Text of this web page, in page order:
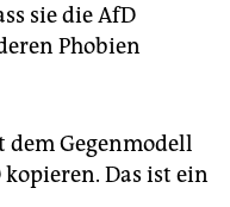
sie die AfD
Phobien
dem Gegenmodell
Das ist ein